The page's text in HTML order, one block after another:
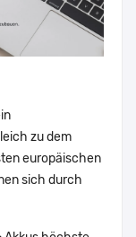
zu dem
europäischen
sich durch